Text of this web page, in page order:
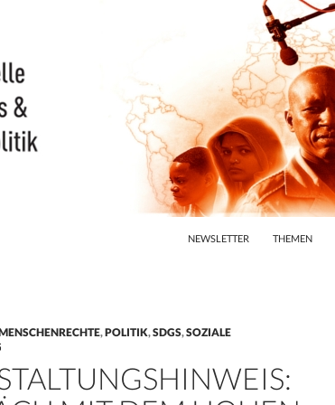
NEWSLETTER
THEMEN
,POLITIK,SDGS,SOZIALE